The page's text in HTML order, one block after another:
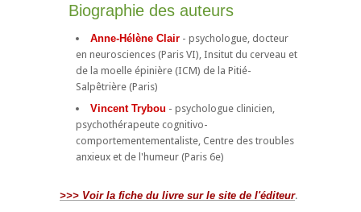
Biographie des auteurs
Anne-Hélène Clair- psychologue, docteur
en neurosciences (Paris VI), Insitut du cerveau et
de la moelle épinière (ICM) de la Pitié-
Salpêtrière (Paris)
Vincent Trybou - psychologue clinicien,
psychothérapeute cognitivo-
comportementementaliste, Centre des troubles
anxieux et de l'humeur (Paris 6e)
>>> Voir la fiche du livre sur le site de l'éditeur.